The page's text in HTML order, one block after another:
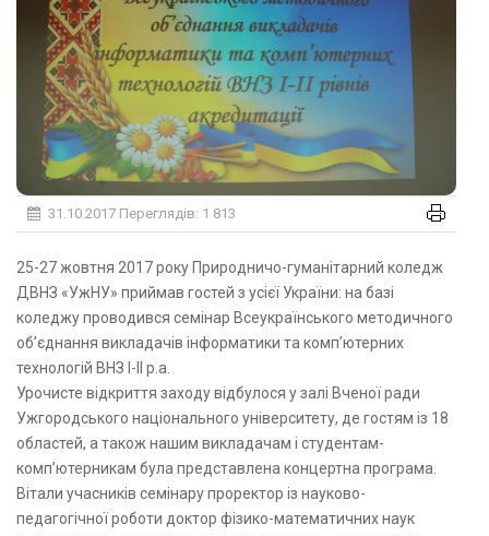
31.10.2017 Переглядів: 1 813
25-27 жовтня 2017 року Природничо-гуманітарний коледж
ДВНЗ «УжНУ» приймав гостей з усієї України: на базі
коледжу проводився семінар Всеукраїнського методичного
об’єднання викладачів інформатики та комп’ютерних
технологій ВНЗ І-ІІ р.а.
Урочисте відкриття заходу відбулося у залі Вченої ради
Ужгородського національного університету, де гостям із 18
областей, а також нашим викладачам і студентам-
комп’ютерникам була представлена концертна програма.
Вітали учасників семінару проректор із науково-
педагогічної роботи доктор фізико-математичних наук